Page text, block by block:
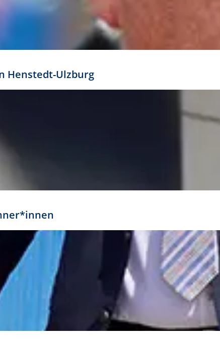
Henstedt-Ulzburg